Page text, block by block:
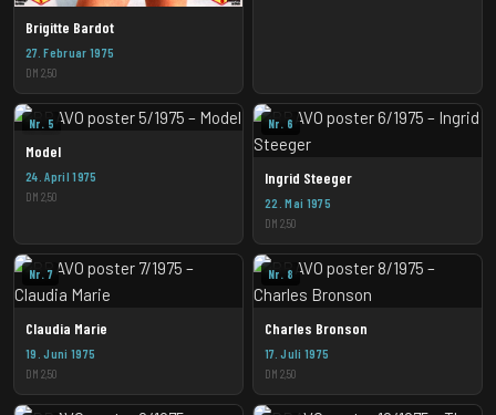
Brigitte Bardot
27. Februar 1975
DM 2,50
Nr. 5
Model
24. April 1975
DM 2,50
Nr. 6
Ingrid Steeger
22. Mai 1975
DM 2,50
Nr. 7
Claudia Marie
19. Juni 1975
DM 2,50
Nr. 8
Charles Bronson
17. Juli 1975
DM 2,50